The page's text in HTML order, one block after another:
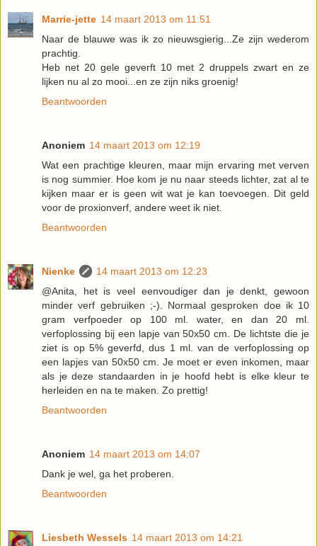
Marrie-jette 14 maart 2013 om 11:51
Naar de blauwe was ik zo nieuwsgierig...Ze zijn wederom
prachtig.
Heb net 20 gele geverft 10 met 2 druppels zwart en ze
lijken nu al zo mooi...en ze zijn niks groenig!
Beantwoorden
Anoniem 14 maart 2013 om 12:19
Wat een prachtige kleuren, maar mijn ervaring met verven
is nog summier. Hoe kom je nu naar steeds lichter, zat al te
kijken maar er is geen wit wat je kan toevoegen. Dit geld
voor de proxionverf, andere weet ik niet.
Beantwoorden
Nienke
14 maart 2013 om 12:23
@Anita, het is veel eenvoudiger dan je denkt, gewoon
minder verf gebruiken ;-). Normaal gesproken doe ik 10
gram verfpoeder op 100 ml. water, en dan 20 ml.
verfoplossing bij een lapje van 50x50 cm. De lichtste die je
ziet is op 5% geverfd, dus 1 ml. van de verfoplossing op
een lapjes van 50x50 cm. Je moet er even inkomen, maar
als je deze standaarden in je hoofd hebt is elke kleur te
herleiden en na te maken. Zo prettig!
Beantwoorden
Anoniem 14 maart 2013 om 14:07
Dank je wel, ga het proberen.
Beantwoorden
Liesbeth Wessels 14 maart 2013 om 14:21